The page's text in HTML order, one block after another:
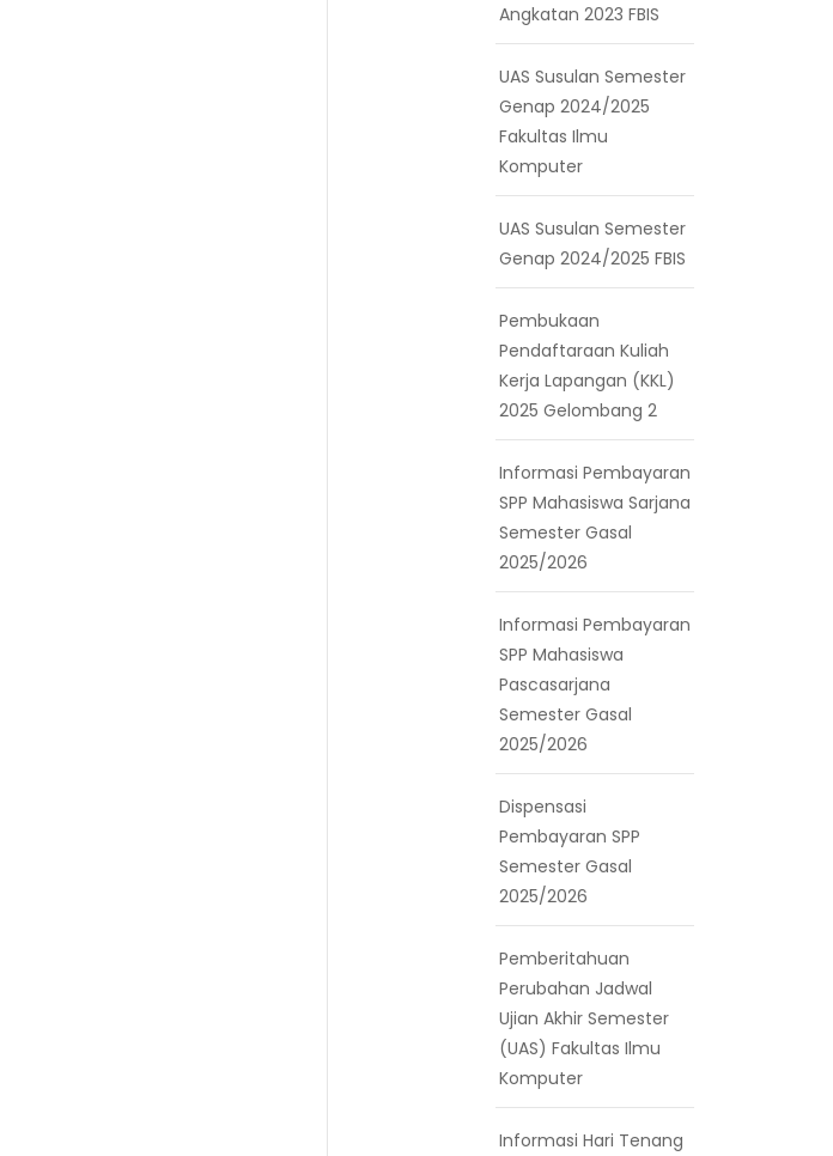
Angkatan 2023 FBIS
UAS Susulan Semester
Genap 2024/2025
Fakultas Ilmu
Komputer
UAS Susulan Semester
Genap 2024/2025 FBIS
Pembukaan
Pendaftaraan Kuliah
Kerja Lapangan (KKL)
2025 Gelombang 2
Informasi Pembayaran
SPP Mahasiswa Sarjana
Semester Gasal
2025/2026
Informasi Pembayaran
SPP Mahasiswa
Pascasarjana
Semester Gasal
2025/2026
Dispensasi
Pembayaran SPP
Semester Gasal
2025/2026
Pemberitahuan
Perubahan Jadwal
Ujian Akhir Semester
(UAS) Fakultas Ilmu
Komputer
Informasi Hari Tenang